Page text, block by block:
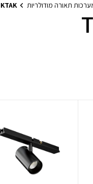
תאורה מודולריות